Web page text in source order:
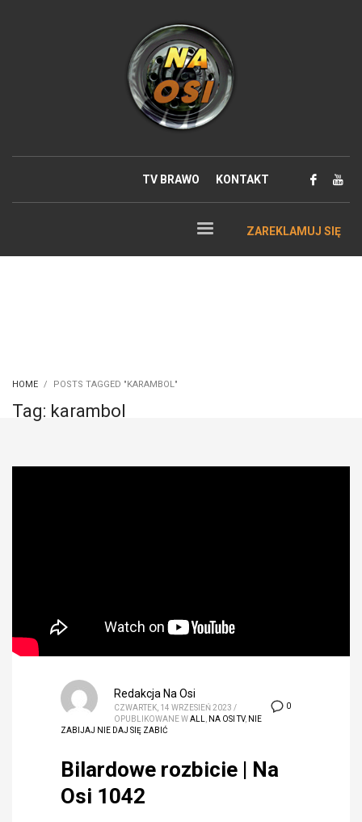
TV BRAWO KONTAKT
ZAREKLAMUJ SIĘ
HOME POSTS TAGGED "KARAMBOL"
Tag: karambol
0
Redakcja Na Osi
CZWARTEK, 14 WRZESIEŃ 2023 /
OPUBLIKOWANE WALL, NA OSI TV, NIE
ZABIJAJ NIE DAJ SIĘ ZABIĆ
Bilardowe rozbicie | Na
Osi 1042